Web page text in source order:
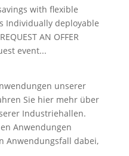
with flexible
Individually deployable
AN OFFER
event...
unserer
Sie hier mehr über
Industriehallen.
Anwendungen
Anwendungsfall dabei,